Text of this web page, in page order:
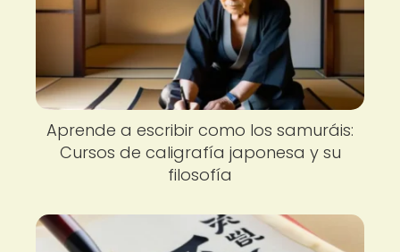
Aprende a escribir como los samuráis:
Cursos de caligrafía japonesa y su
filosofía